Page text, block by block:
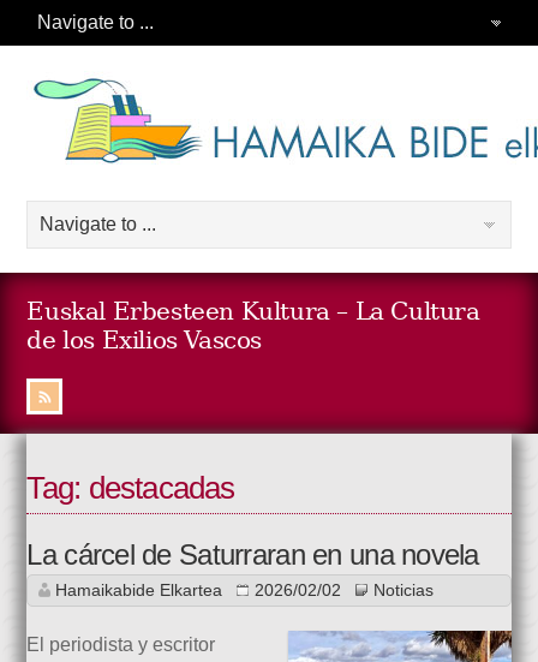
Euskal Erbesteen Kultura – La Cultura
de los Exilios Vascos
Tag: destacadas
La cárcel de Saturraran en una novela
Hamaikabide Elkartea 2026/02/02 Noticias
El periodista y escritor